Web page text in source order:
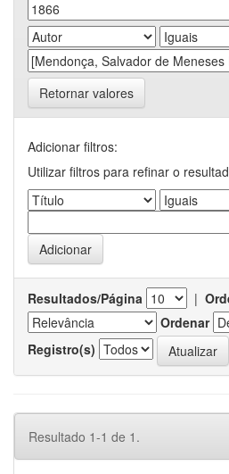
Retornar valores
Adicionar filtros:
Utilizar filtros para refinar o
Resultados/Página |
Ordenar
Registro(s)
Resultado 1-1 de 1.